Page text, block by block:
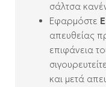
σάλτσα
Εφαρμόστε
απευθείας
επιφάνεια
και μετά